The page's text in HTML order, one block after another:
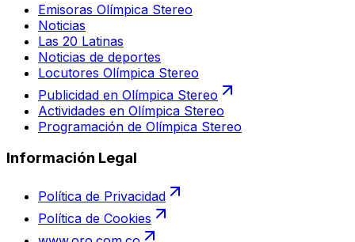
Emisoras Olímpica Stereo
Noticias
Las 20 Latinas
Noticias de deportes
Locutores Olímpica Stereo
Publicidad en Olímpica Stereo
Actividades en Olímpica Stereo
Programación de Olímpica Stereo
Información Legal
Política de Privacidad
Política de Cookies